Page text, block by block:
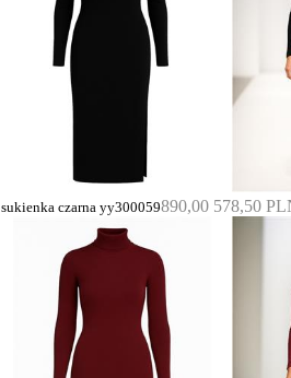
sukienka czarna yy300059890,00 578,50